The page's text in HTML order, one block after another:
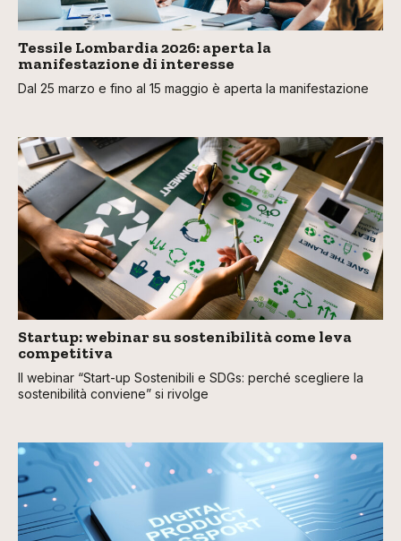
Tessile Lombardia 2026: aperta la
manifestazione di interesse
Dal 25 marzo e fino al 15 maggio è aperta la manifestazione
Startup: webinar su sostenibilità come leva
competitiva
Il webinar “Start-up Sostenibili e SDGs: perché scegliere la
sostenibilità conviene” si rivolge